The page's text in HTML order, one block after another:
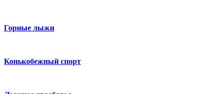
Горные лыжи
Конькобежный спорт